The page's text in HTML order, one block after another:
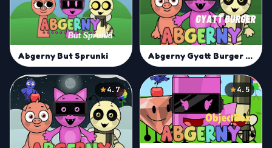
Abgerny But Sprunki Abgerny Gyatt Burger Mod
4.7 4.5